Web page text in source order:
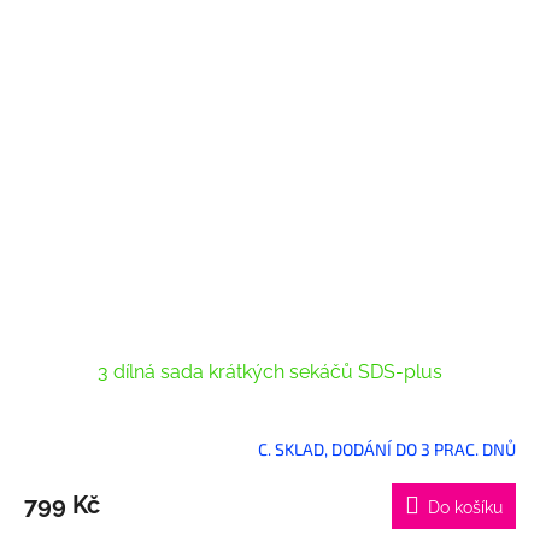
3 dílná sada krátkých sekáčů SDS-plus
C. SKLAD, DODÁNÍ DO 3 PRAC. DNŮ
799 Kč Do košíku